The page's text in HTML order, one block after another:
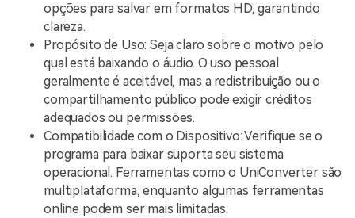
opções para salvar em formatos HD, garantindo
clareza.
Propósito de Uso: Seja claro sobre o motivo pelo
qual está baixando o áudio. O uso pessoal
geralmente é aceitável, mas a redistribuição ou o
compartilhamento público pode exigir créditos
adequados ou permissões.
Compatibilidade com o Dispositivo: Verifique se o
programa para baixar suporta seu sistema
operacional. Ferramentas como o UniConverter são
multiplataforma, enquanto algumas ferramentas
online podem ser mais limitadas.